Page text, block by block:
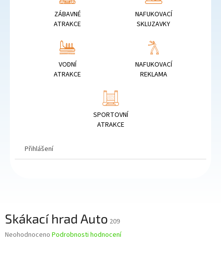
ZÁBAVNÉ
ATRAKCE
NAFUKOVACÍ
SKLUZAVKY
VODNÍ
ATRAKCE
NAFUKOVACÍ
REKLAMA
SPORTOVNÍ
ATRAKCE
Přihlášení
Skákací hrad Auto 209
Průměrné
Neohodnoceno Podrobnosti hodnocení